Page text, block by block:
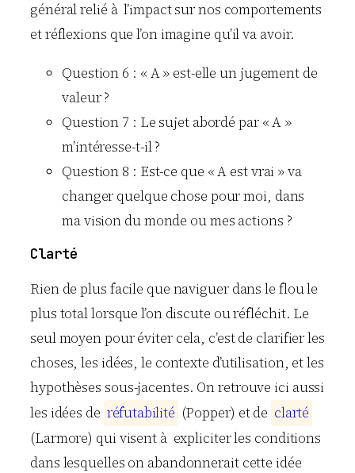
général relié à l’impact sur nos comportements
et réflexions que l’on imagine qu’il va avoir.
Question 6 : « A » est-elle un jugement de
valeur ?
Question 7 : Le sujet abordé par « A »
m’intéresse-t-il ?
Question 8 : Est-ce que « A est vrai » va
changer quelque chose pour moi, dans
ma vision du monde ou mes actions ?
Clarté
Rien de plus facile que naviguer dans le flou le
plus total lorsque l’on discute ou réfléchit. Le
seul moyen pour éviter cela, c’est de clarifier les
choses, les idées, le contexte d’utilisation, et les
hypothèses sous-jacentes. On retrouve ici aussi
les idées de réfutabilité (Popper) et de clarté
(Larmore) qui visent à expliciter les conditions
dans lesquelles on abandonnerait cette idée